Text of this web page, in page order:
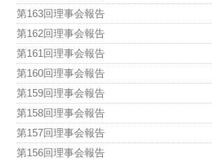
第163回理事会報告
第162回理事会報告
第161回理事会報告
第160回理事会報告
第159回理事会報告
第158回理事会報告
第157回理事会報告
第156回理事会報告